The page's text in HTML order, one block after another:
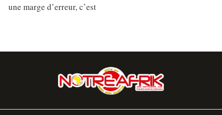
une marge d’erreur, c’est